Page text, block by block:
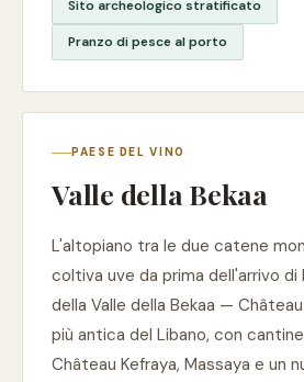
Sito archeologico stratificato
Pranzo di pesce al porto
PAESE DEL VINO
Valle della Bekaa
L'altopiano tra le due catene
coltiva uve da prima dell'arrivo di
della Valle della Bekaa — Château
più antica del Libano, con cantine
Château Kefraya, Massaya e un